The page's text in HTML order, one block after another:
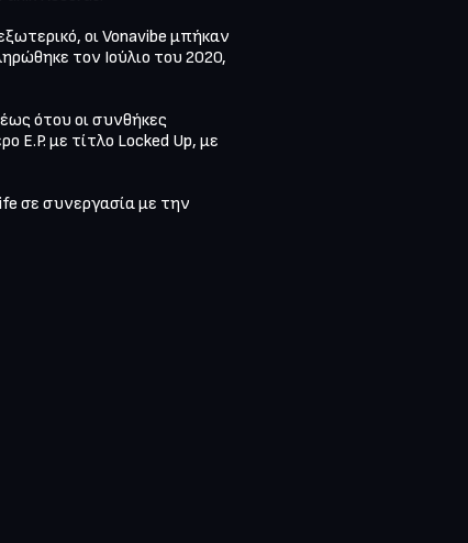
οι Vonavibe μπήκαν
τον Ιούλιο του 2020,
ότου οι συνθήκες
E.P. με τίτλο Locked Up, με
σε συνεργασία με την